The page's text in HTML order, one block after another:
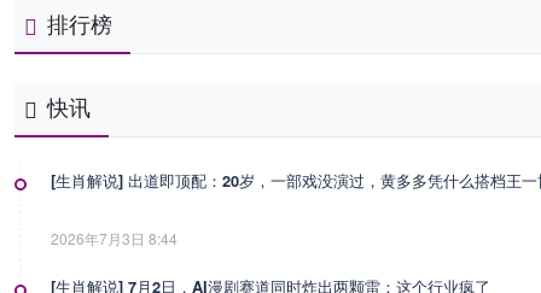
排行榜
快讯
[生肖解说] 出道即顶配：20岁，一部戏没演过，黄多多凭什么搭档王
2026年7月3日 8:44
[生肖解说] 7月2日，AI漫剧赛道同时炸出两颗雷：这个行业疯了